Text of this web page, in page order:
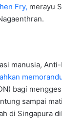
Fry, merayu
manusia,
bagi
sampai
di Singapura